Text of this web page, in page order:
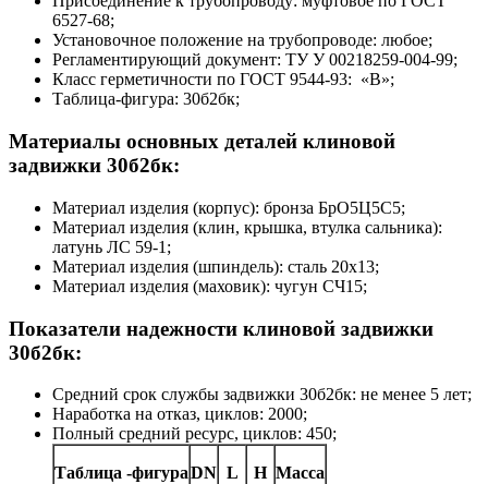
6527-68;
Установочное положение на трубопроводе: любое;
Регламентирующий документ: ТУ У 00218259-004-99;
Класс герметичности по ГОСТ 9544-93: «В»;
Таблица-фигура: 30б2бк;
Материалы основных деталей клиновой
задвижки 30б2бк:
Материал изделия (корпус): бронза БрО5Ц5С5;
Материал изделия (клин, крышка, втулка сальника):
латунь ЛС 59-1;
Материал изделия (шпиндель): сталь 20х13;
Материал изделия (маховик): чугун СЧ15;
Показатели надежности клиновой задвижки
30б2бк:
Средний срок службы задвижки 30б2бк: не менее 5 лет;
Наработка на отказ, циклов: 2000;
Полный средний ресурс, циклов: 450;
Таблица -фигураDN L H Масса